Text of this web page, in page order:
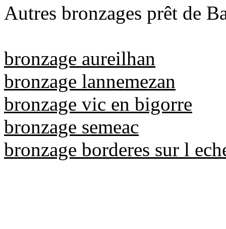
Autres bronzages prêt de
bronzage aureilhan
bronzage lannemezan
bronzage vic en bigorre
bronzage semeac
bronzage borderes sur l